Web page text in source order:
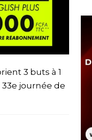
3 buts à 1
journée de